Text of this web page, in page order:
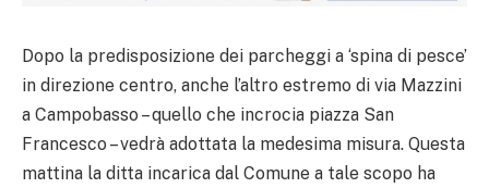
Dopo la predisposizione dei parcheggi a ‘spina di pesce’
in direzione centro, anche l’altro estremo di via Mazzini
a Campobasso – quello che incrocia piazza San
Francesco – vedrà adottata la medesima misura. Questa
mattina la ditta incarica dal Comune a tale scopo ha